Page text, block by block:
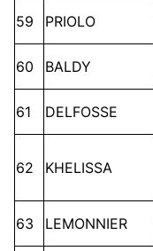
59 PRIOLO
60 BALDY
61 DELFOSSE
62 KHELISSA
63 LEMONNIER